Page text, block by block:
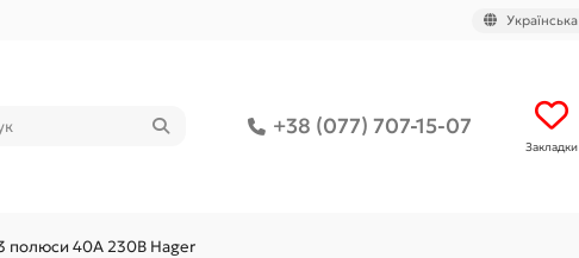
Українська
+38 (077) 707-15-07
Закладки
полюси 40А 230В Hager